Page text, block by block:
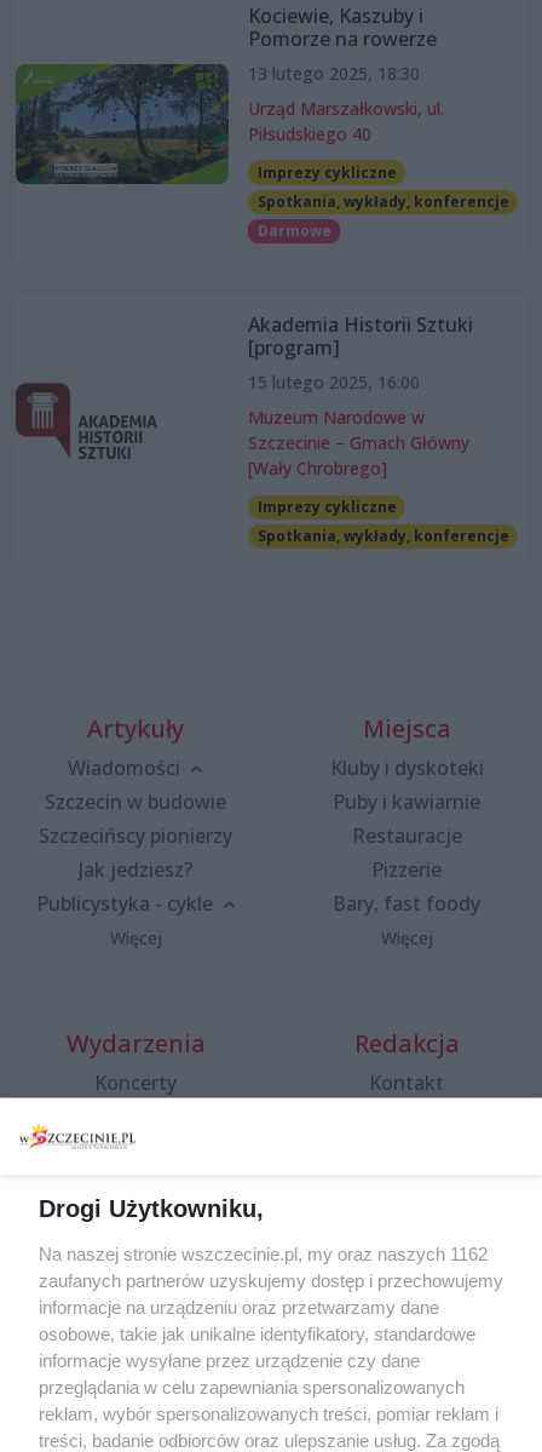
Kociewie, Kaszuby i
Pomorze na rowerze
13 lutego 2025, 18:30
Urząd Marszałkowski, ul.
Piłsudskiego 40
Imprezy cykliczne
Spotkania, wykłady, konferencje
Darmowe
Akademia Historii Sztuki
[program]
15 lutego 2025, 16:00
Muzeum Narodowe w
Szczecinie – Gmach Główny
[Wały Chrobrego]
Imprezy cykliczne
Spotkania, wykłady, konferencje
Artykuły
Wiadomości
Szczecin w budowie
Szczecińscy pionierzy
Jak jedziesz?
Publicystyka - cykle
Więcej
Miejsca
Kluby i dyskoteki
Puby i kawiarnie
Restauracje
Pizzerie
Bary, fast foody
Więcej
Wydarzenia
Koncerty
Spacery i oprowadzania
targi
Wernisaże
Więcej
Redakcja
Kontakt
Specjalny koncert z okazji
20. urodzin portalu
wSzczecinie.pl
Regulamin konkursów
śniadaniówka "Hej
Szczecin! Jest piątek!"
Drogi Użytkowniku,
Na naszej stronie wszczecinie.pl, my oraz naszych 1162
zaufanych partnerów uzyskujemy dostęp i przechowujemy
informacje na urządzeniu oraz przetwarzamy dane
osobowe, takie jak unikalne identyfikatory, standardowe
informacje wysyłane przez urządzenie czy dane
przeglądania w celu zapewniania spersonalizowanych
reklam, wybór spersonalizowanych treści, pomiar reklam i
treści, badanie odbiorców oraz ulepszanie usług. Za zgodą